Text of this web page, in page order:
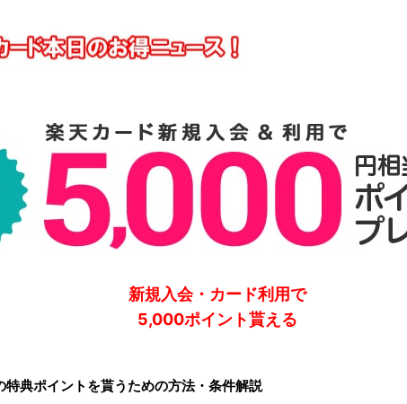
新規入会・カード利用で
5,000ポイント貰える
特典ポイントを貰うための方法・条件解説